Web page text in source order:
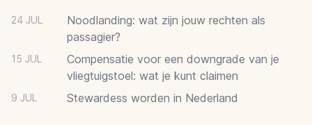
24 JUL
Noodlanding: wat zijn jouw rechten als
passagier?
15 JUL
Compensatie voor een downgrade van je
vliegtuigstoel: wat je kunt claimen
9 JUL Stewardess worden in Nederland